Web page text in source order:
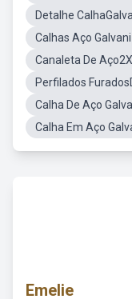
Detalhe
Calhas Aço
Canaleta De
Perfilados
Calha De Aço
Calha Em Aço
Emelie